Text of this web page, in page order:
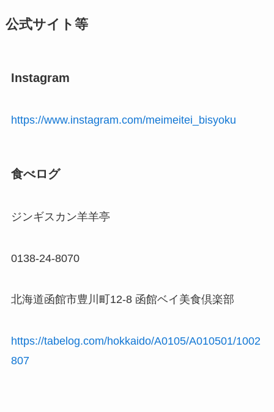
公式サイト等
Instagram
https://www.instagram.com/meimeitei_bisyoku
食べログ
ジンギスカン羊羊亭
0138-24-8070
北海道函館市豊川町12-8 函館ベイ美食倶楽部
https://tabelog.com/hokkaido/A0105/A010501/1002
807